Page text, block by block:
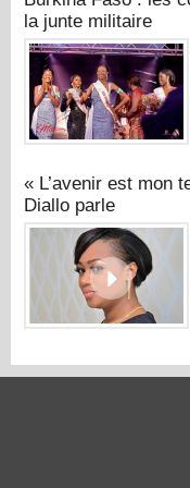
la junte militaire
« L’avenir est mon
Diallo parle